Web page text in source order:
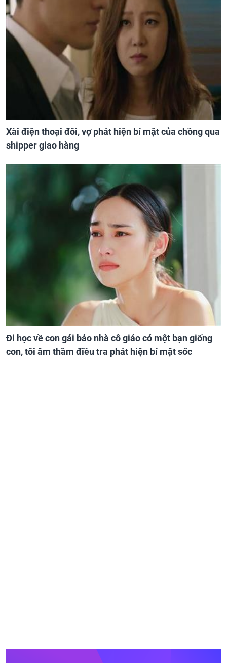
Xài điện thoại đôi, vợ phát hiện bí mật của chồng qua
shipper giao hàng
Đi học về con gái bảo nhà cô giáo có một bạn giống
con, tôi âm thầm điều tra phát hiện bí mật sốc